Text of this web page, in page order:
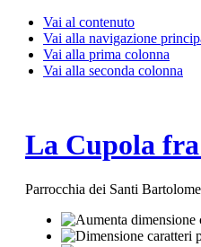
Vai al contenuto
Vai alla navigazione
Vai alla prima colonna
Vai alla seconda colonna
La Cupola
Parrocchia dei Santi